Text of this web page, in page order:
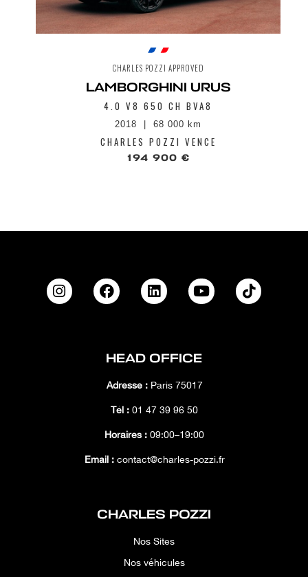
CHARLES POZZI APPROVED
LAMBORGHINI URUS
4.0 V8 650 CH BVA8
2018 68 000 km
CHARLES POZZI VENCE
194 900 €
HEAD OFFICE
Adresse :Paris 75017
Tél : 01 47 39 96 50
Horaires : 09:00–19:00
Email :contact@charles-pozzi.fr
CHARLES POZZI
Nos Sites
Nos véhicules